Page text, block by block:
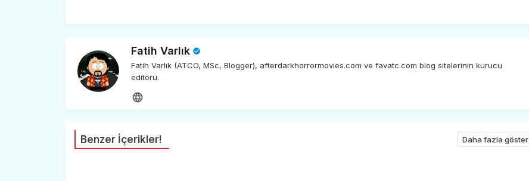
Fatih Varlık
Fatih Varlık (ATCO, MSc, Blogger), afterdarkhorrormovies.com ve favatc.com blog sitelerinin kurucu
editörü.
Benzer İçerikler! Daha fazla göster